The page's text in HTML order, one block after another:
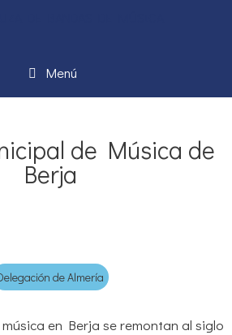
Menú
de Música de
Berja
de Almería
en Berja se remontan al siglo